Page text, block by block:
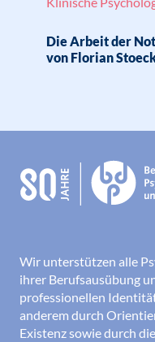
Die Arbeit der
von Florian
Wir unterstützen alle
ihrer Berufsausübung
professionellen
anderem durch
Existenz sowie durch